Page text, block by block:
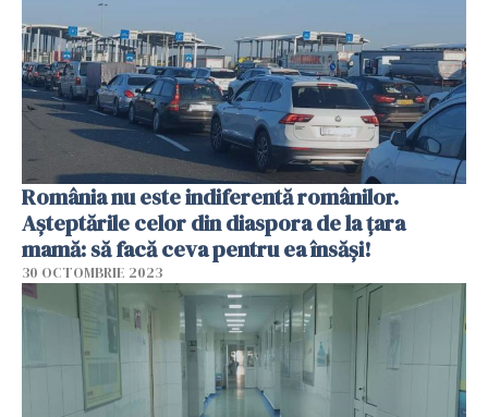
România nu este indiferentă românilor.
Așteptările celor din diaspora de la țara
mamă: să facă ceva pentru ea însăși!
30 OCTOMBRIE 2023